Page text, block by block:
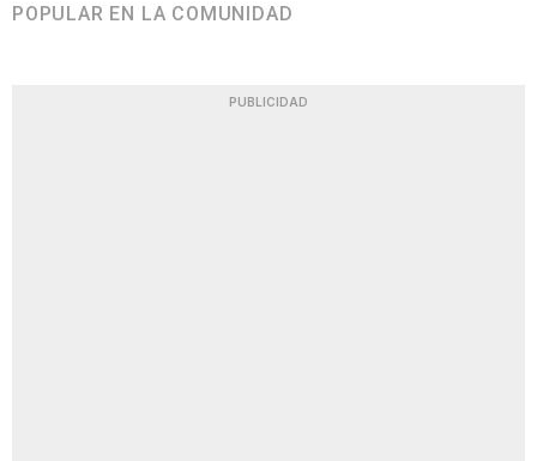
POPULAR EN LA COMUNIDAD
PUBLICIDAD